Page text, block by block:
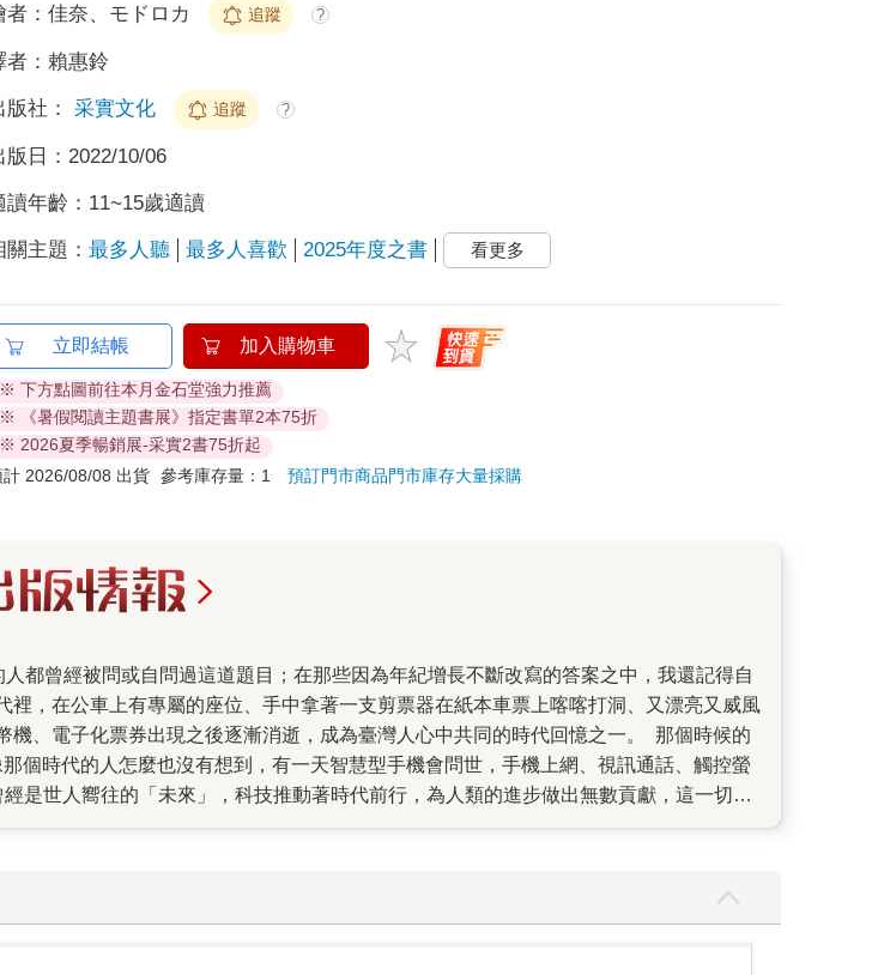
者：佳奈、モドロカ 追蹤 ?
者： 賴惠鈴
版社： 采實文化 追蹤 ?
版日： 2022/10/06
讀年齡： 11~15歲適讀
關主題：最多人聽 最多人喜歡 2025年度之書 看更多
立即結帳 加入購物車
※ 下方點圖前往本月金石堂強力推薦
※ 《暑假閱讀主題書展》指定書單2本75折
※ 2026夏季暢銷展-采實2書75折起
計 2026/08/08 出貨 參考庫存量：1預訂門市商品門市庫存大量採購
，在公車上有專屬的座位、手中拿著一支剪票器在紙本車票上喀喀打洞、又漂亮又威風
、電子化票券出現之後逐漸消逝，成為臺灣人心中共同的時代回憶之一。 那個時候的
個時代的人怎麼也沒有想到，有一天智慧型手機會問世，手機上網、視訊通話、觸控螢
是世人嚮往的「未來」，科技推動著時代前行，為人類的進步做出無數貢獻，這一切並
3D列印機製作餐點…… 這些「未來工作圖鑑」裡所提到的每一種工作，都真的有人正
，幫助孩子探索自我興趣，「未來工作圖鑑」內容涵蓋「科技領域」和「生活領域」，
和職涯履歷，就像探訪新奇的工作場域，打開孩子的工作視野，讓未來工作的樣貌變得